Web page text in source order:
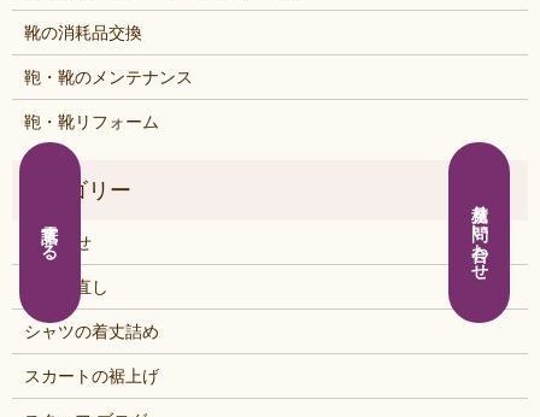
靴の消耗品交換
鞄・靴のメンテナンス
鞄・靴リフォーム
お知らせ
くつの直し
シャツの着丈詰め
スカートの裾上げ
電話する 見積り問い合わせ